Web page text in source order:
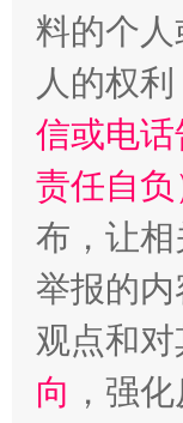
一
料的个
人的权
信或电
责任自负
布，让
举报的
观点和对
向 ，强